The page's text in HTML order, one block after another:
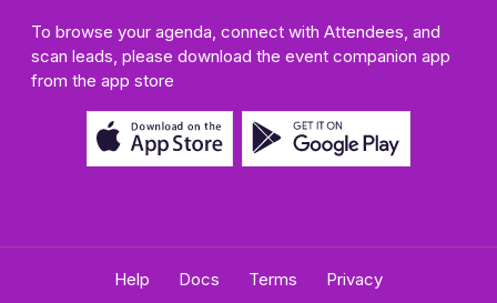
To browse your agenda, connect with Attendees, and
scan leads, please download the event companion app
from the app store
Help Docs Terms Privacy